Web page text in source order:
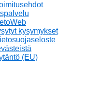
kysymykset
(EU)